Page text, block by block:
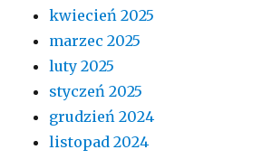
kwiecień 2025
marzec 2025
luty 2025
styczeń 2025
grudzień 2024
listopad 2024